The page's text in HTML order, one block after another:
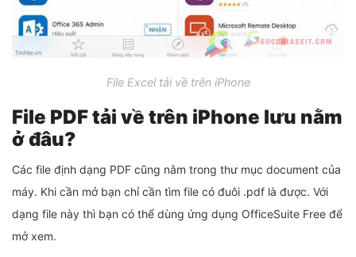
File Excel tải về trên iPhone
File PDF tải về trên iPhone lưu nằm
ở đâu?
Các file định dạng PDF cũng nằm trong thư mục document của
máy. Khi cần mở bạn chỉ cần tìm file có đuôi .pdf là được. Với
dạng file này thì bạn có thể dùng ứng dụng OfficeSuite Free để
mở xem.